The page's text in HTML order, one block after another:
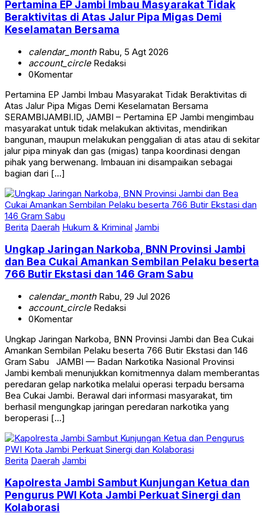
Pertamina EP Jambi Imbau Masyarakat Tidak
Beraktivitas di Atas Jalur Pipa Migas Demi
Keselamatan Bersama
calendar_monthRabu, 5 Agt 2026
account_circleRedaksi
0Komentar
Pertamina EP Jambi Imbau Masyarakat Tidak Beraktivitas di
Atas Jalur Pipa Migas Demi Keselamatan Bersama
SERAMBIJAMBI.ID, JAMBI – Pertamina EP Jambi mengimbau
masyarakat untuk tidak melakukan aktivitas, mendirikan
bangunan, maupun melakukan penggalian di atas atau di sekitar
jalur pipa minyak dan gas (migas) tanpa koordinasi dengan
pihak yang berwenang. Imbauan ini disampaikan sebagai
bagian dari […]
Berita Daerah Hukum & Kriminal Jambi
Ungkap Jaringan Narkoba, BNN Provinsi Jambi
dan Bea Cukai Amankan Sembilan Pelaku beserta
766 Butir Ekstasi dan 146 Gram Sabu
calendar_monthRabu, 29 Jul 2026
account_circleRedaksi
0Komentar
Ungkap Jaringan Narkoba, BNN Provinsi Jambi dan Bea Cukai
Amankan Sembilan Pelaku beserta 766 Butir Ekstasi dan 146
Gram Sabu JAMBI — Badan Narkotika Nasional Provinsi
Jambi kembali menunjukkan komitmennya dalam memberantas
peredaran gelap narkotika melalui operasi terpadu bersama
Bea Cukai Jambi. Berawal dari informasi masyarakat, tim
berhasil mengungkap jaringan peredaran narkotika yang
beroperasi […]
Berita Daerah Jambi
Kapolresta Jambi Sambut Kunjungan Ketua dan
Pengurus PWI Kota Jambi Perkuat Sinergi dan
Kolaborasi